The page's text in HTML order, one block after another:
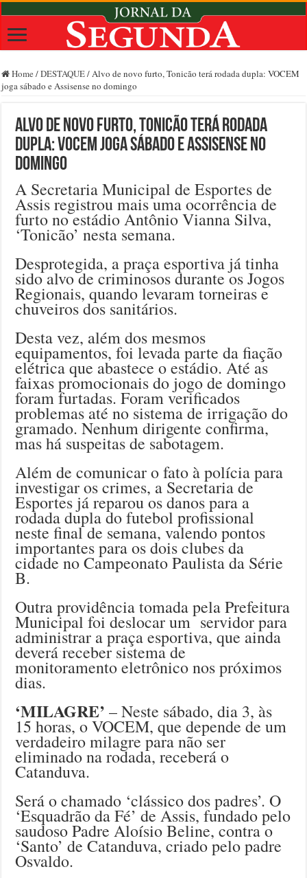
Home /DESTAQUE/Alvo de novo furto, Tonicão terá rodada dupla: VOCEM
joga sábado e Assisense no domingo
Alvo de novo furto, Tonicão terá rodada
dupla: VOCEM joga sábado e Assisense no
domingo
A Secretaria Municipal de Esportes de
Assis registrou mais uma ocorrência de
furto no estádio Antônio Vianna Silva,
‘Tonicão’ nesta semana.
Desprotegida, a praça esportiva já tinha
sido alvo de criminosos durante os Jogos
Regionais, quando levaram torneiras e
chuveiros dos sanitários.
Desta vez, além dos mesmos
equipamentos, foi levada parte da fiação
elétrica que abastece o estádio. Até as
faixas promocionais do jogo de domingo
foram furtadas. Foram verificados
problemas até no sistema de irrigação do
gramado. Nenhum dirigente confirma,
mas há suspeitas de sabotagem.
Além de comunicar o fato à polícia para
investigar os crimes, a Secretaria de
Esportes já reparou os danos para a
rodada dupla do futebol profissional
neste final de semana, valendo pontos
importantes para os dois clubes da
cidade no Campeonato Paulista da Série
B.
Outra providência tomada pela Prefeitura
Municipal foi deslocar um servidor para
administrar a praça esportiva, que ainda
deverá receber sistema de
monitoramento eletrônico nos próximos
dias.
‘MILAGRE’ – Neste sábado, dia 3, às
15 horas, o VOCEM, que depende de um
verdadeiro milagre para não ser
eliminado na rodada, receberá o
Catanduva.
Será o chamado ‘clássico dos padres’. O
‘Esquadrão da Fé’ de Assis, fundado pelo
saudoso Padre Aloísio Beline, contra o
‘Santo’ de Catanduva, criado pelo padre
Osvaldo.